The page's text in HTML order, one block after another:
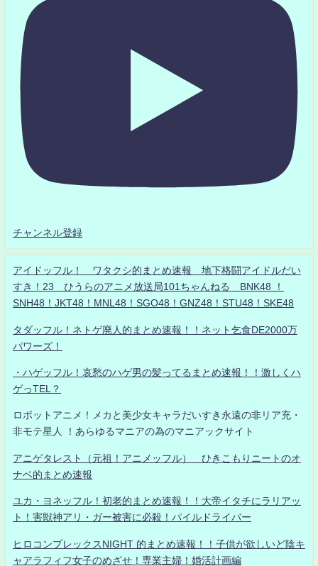
チャンネル登録
アイドッフル！ ワタクシ的まとめ速報 地下格闘アイドルだい
すき！23 ひうらのアニメ放送局101ちゃんねる BNK48 ！
SNH48！JKT48！MNL48！SGO48！GNZ48！STU48！SKE48
タダッフル！ネトゲ廃人的まとめ速報！！ネット乞食DE2000万
パワーズ！
・ハゲッフル！哀愁のハゲ男の髪ってるまとめ速報！！激しくハ
ゲっTEL？
ロボットアニメ！メカと美少女キャラだいすき永遠の非リア充・
非モテ星人 ！あらゆるマニアの為のマニアックサイト
アニゲタレスト（元祖！アニメッフル） ひきこもりニートのオ
ナベ的まとめ速報
ユカ・ヨネッフル！初老的まとめ速報！！大帝イタチにラリアッ
ト！害獣神アリ・ガー被害に必殺！パイルドライバー
ヒロコンプレックスNIGHT 的まとめ速報！！子供が欲しいど陰キ
ャアラフィフ女子のめざせ！専業主婦！婚活計画編